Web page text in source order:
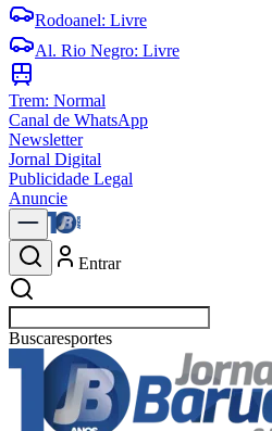
Rodoanel: Livre
Al. Rio Negro: Livre
Trem: Normal
Canal de WhatsApp
Newsletter
Jornal Digital
Publicidade Legal
Anuncie
Entrar
Buscarpolít